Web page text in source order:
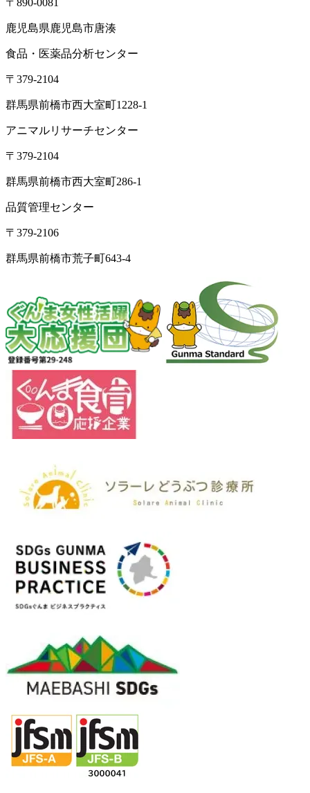
〒890-0081
鹿児島県鹿児島市唐湊
食品・医薬品分析センター
〒379-2104
群馬県前橋市西大室町1228-1
アニマルリサーチセンター
〒379-2104
群馬県前橋市西大室町286-1
品質管理センター
〒379-2106
群馬県前橋市荒子町643-4